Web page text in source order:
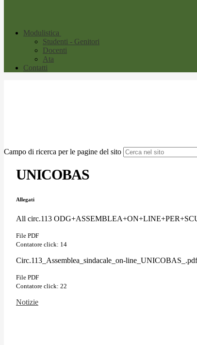
Modulistica
Studenti - Genitori
Docenti
Ata
Contatti
Campo di ricerca per le pagine del sito
UNICOBAS
Allegati
All circ.113
File PDF
Contatore click: 14
Circ.113_Assemblea_sindacale_on-line_UNICOBAS_.pdf
File PDF
Contatore click: 22
Notizie